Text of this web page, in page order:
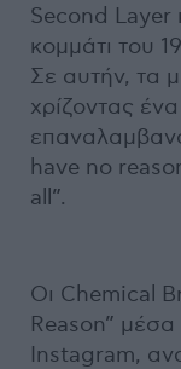
Second Layer
κομμάτι του
Σε αυτήν, τα
χρίζοντας
have no
all”.
Οι Chemical
Reason”
Instagram,